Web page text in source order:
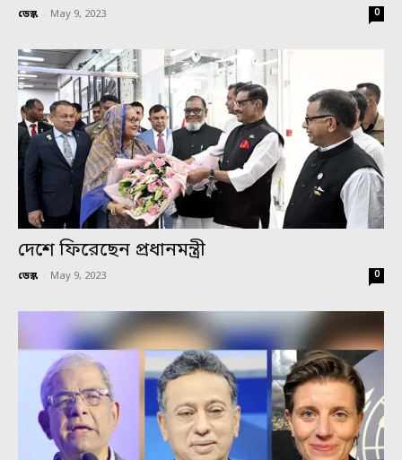
ডেস্ক - May 9, 2023 0
দেশে ফিরেছেন প্রধানমন্ত্রী
ডেস্ক - May 9, 2023 0